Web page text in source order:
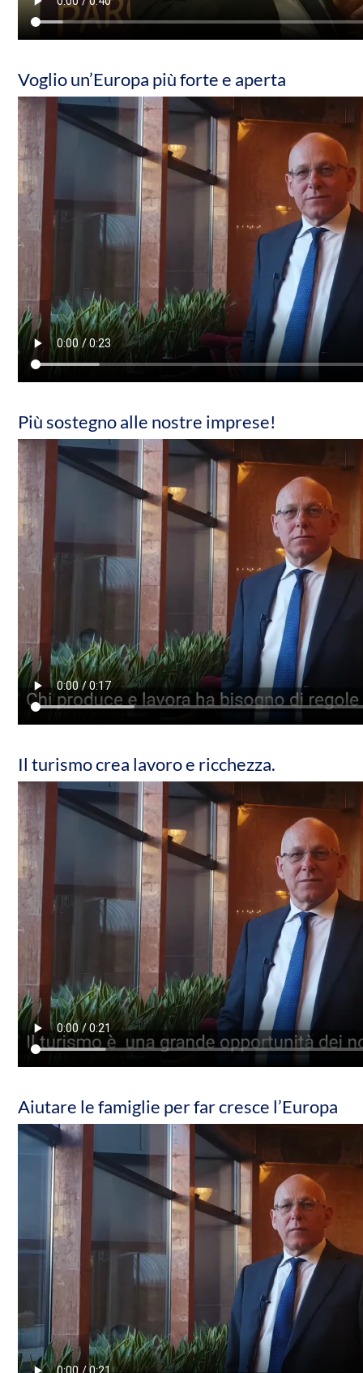
Voglio un’Europa più forte e aperta
Più sostegno alle nostre imprese!
Il turismo crea lavoro e ricchezza.
Aiutare le famiglie per far cresce l’Europa